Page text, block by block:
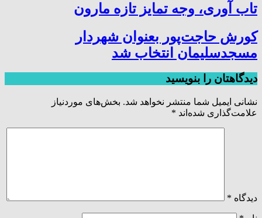
تاب آوری، وجه تمایز تازه مارون
کورش حاجت‌پور بعنوان شهردار
مسجدسلیمان انتخاب شد
دیدگاهتان را بنویسید
نشانی ایمیل شما منتشر نخواهد شد. بخش‌های موردنیاز
علامت‌گذاری شده‌اند *
دیدگاه *